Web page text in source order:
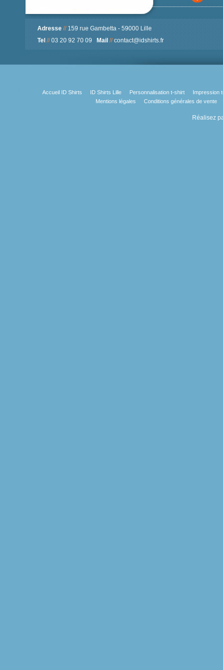
Adresse//159 rue Gambetta - 59000 Lille
Tel//03 20 92 70 09Mail// contact@idshirts.fr
Accueil ID Shirts ID Shirts Lille Personnalisation t-shirt
Impression
Mentions légales
Conditions générales de vente
Réalisez